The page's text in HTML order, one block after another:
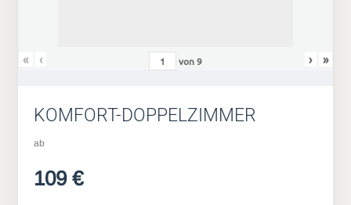
« ‹ von9 › »
KOMFORT-DOPPELZIMMER
ab
109 €